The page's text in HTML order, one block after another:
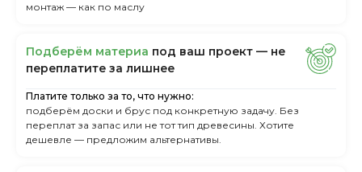
монтаж — как по маслу
Пoдбepём мaтepиa пoд вaш пpoeкт — нe
пepeплaтитe зa лишнee
Платите только за то, что нужно:
подберём доски и брус под конкретную задачу. Без
переплат за запас или не тот тип древесины. Хотите
дешевле — предложим альтернативы.